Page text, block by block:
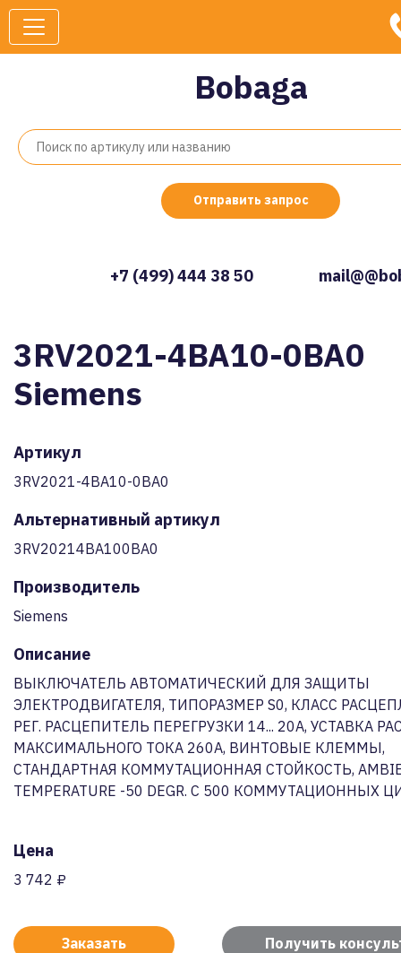
Bobaga
Отправить запрос
+7 (499) 444 38 50
3RV2021-4BA10-0BA0
Siemens
Артикул
3RV2021-4BA10-0BA0
Альтернативный артикул
3RV20214BA100BA0
Производитель
Siemens
Описание
ВЫКЛЮЧАТЕЛЬ АВТОМАТИЧЕСКИЙ ДЛЯ ЗАЩИТЫ
ЭЛЕКТРОДВИГАТЕЛЯ, ТИПОРАЗМЕР S0, КЛАСС
РЕГ. РАСЦЕПИТЕЛЬ ПЕРЕГРУЗКИ 14... 20A, УСТАВКА
МАКСИМАЛЬНОГО ТОКА 260A, ВИНТОВЫЕ КЛЕММЫ,
СТАНДАРТНАЯ КОММУТАЦИОННАЯ СТОЙКОСТЬ,
TEMPERATURE -50 DEGR. C 500 КОММУТАЦИОННЫХ
Цена
3 742 ₽
Заказать Получить